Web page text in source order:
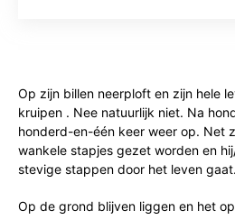
Op zijn billen neerploft en zijn hele
kruipen . Nee natuurlijk niet. Na
honderd-en-één keer weer op. Net
wankele stapjes gezet worden en
stevige stappen door het leven gaat.
Op de grond blijven liggen en het